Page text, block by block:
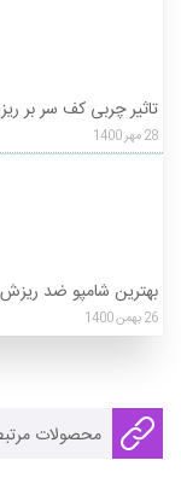
تاثیر چربی کف سر بر ریزش مو؛ 4
28مهر1400
بهترین شامپو ضد
26بهمن1400
محصولات